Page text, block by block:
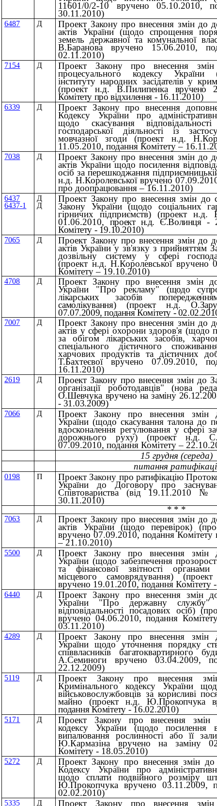
11601/0/2-10 вручено 05.10.2010,
30.11.2010)
6487 Д Проект Закону про внесення змін до
актів України (щодо спрощення
земель державної та комунальної
В.Баранова вручено 15.06.2010,
02.11.2010)
7154 Д Проект Закону про внесення
процесуального кодексу України
інституту народних засідателів у
(проект н.д. В.Пилипенка вручено
Комітету про відхилення - 16.11.2010)
6339 Д Проект Закону про внесення
Кодексу України про
щодо скасування
господарської діяльності із
мовчазної згоди (проект н.д.
11.05.2010, подання Комітету –
7038 Д Проект Закону про внесення змін до
актів України щодо посилення
осіб за перешкоджання
н.д. Н.Королевської вручено
про доопрацювання – 16.11.2010)
6437
6437-1
Д
Д
Проект Закону про внесення змін до
Закону України (щодо соціальних
гірничих підприємств) (проект н.д.
01.06.2010,проект н.д. Є.Волинця -
Комітету - 19.10.2010)
7065 Д Проект Закону про внесення змін до
актів України у зв'язку з прийняттям
дозвільну систему у сфері
(проект н.д. Н.Королевської вручено
Комітету – 19.10.2010)
4708 Д Проект Закону про внесення змін
України "Про рекламу" (щодо
лікарських засобів
самолікування)(проект н.д.
07.07.2009, подання Комітету -
7007 Д Проект Закону про внесення змін до
актів у сфері охорони здоров'я (щодо
за обігом лікарських засобів,
спеціального дієтичного
харчових продуктів та дієтичних
Т.Бахтеєвої вручено 07.09.2010,
16.11.2010)
2619 Д Проект Закону про внесення змін до
організації роботодавців" (нова
О.Шевчука вручено на заміну
- 31.03.2009)
7066 Д Проект Закону про внесення змін
України (щодо скасування талона до
вдосконалення регулювання у сфері
дорожнього руху) (проект н.д.
07.09.2010, подання Комітету –
15 грудня (середа)
питання
0198 П Проект Закону про ратифікацію
України до Договору про
Співтовариства (вiд 19.11.2010 №
30.11.2010)
* * *
7063 Д Проект Закону про внесення змін до
актів України (щодо перевірок)
вручено 07.09.2010, подання
– 21.10.2010)
5500 Д Проект Закону про внесення змін
України (щодо забезпечення
та фінансової звітності
місцевого самоврядування)
вручено 19.01.2010, подання Комітету
6440 Д Проект Закону про внесення змін
України "Про державну службу"
відповідальності посадових осіб)
вручено 04.06.2010, подання
03.11.2010)
4289 Д Проект Закону про внесення змін
України щодо уточнення порядку
співвласників багатоквартирного
А.Семиноги вручено 03.04.2009,
22.12.2009)
5119 Д Проект Закону про внесення
Кримінального кодексу України
військовослужбовців за корисливі
майно (проект н.д.Ю.Прокопчука
подання Комітету - 16.02.2010)
5171 Д Проект Закону про внесення змін
кодексу України (щодо посилення
випалювання рослинності або її
Ю.Кармазіна вручено на заміну
Комітету - 18.05.2010)
5272 Д Проект Закону про внесення змін
Кодексу України про
щодо сплати подвійного розміру
Ю.Прокопчука вручено 03.11.2009,
02.02.2010)
5335 Д Проект Закону про внесення